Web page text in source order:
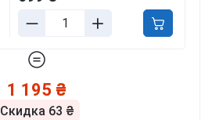
1 195 ₴
Скидка 63 ₴